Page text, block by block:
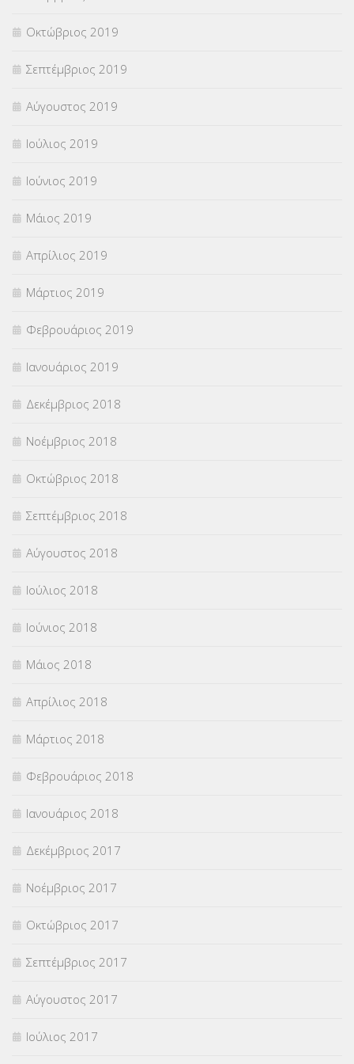
Οκτώβριος 2019
Σεπτέμβριος 2019
Αύγουστος 2019
Ιούλιος 2019
Ιούνιος 2019
Μάιος 2019
Απρίλιος 2019
Μάρτιος 2019
Φεβρουάριος 2019
Ιανουάριος 2019
Δεκέμβριος 2018
Νοέμβριος 2018
Οκτώβριος 2018
Σεπτέμβριος 2018
Αύγουστος 2018
Ιούλιος 2018
Ιούνιος 2018
Μάιος 2018
Απρίλιος 2018
Μάρτιος 2018
Φεβρουάριος 2018
Ιανουάριος 2018
Δεκέμβριος 2017
Νοέμβριος 2017
Οκτώβριος 2017
Σεπτέμβριος 2017
Αύγουστος 2017
Ιούλιος 2017